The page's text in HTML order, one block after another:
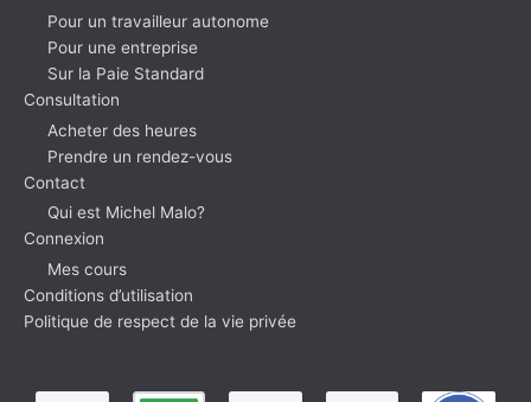
Pour un travailleur autonome
Pour une entreprise
Sur la Paie Standard
Consultation
Acheter des heures
Prendre un rendez-vous
Contact
Qui est Michel Malo?
Connexion
Mes cours
Conditions d’utilisation
Politique de respect de la vie privée
facebooklinkedin